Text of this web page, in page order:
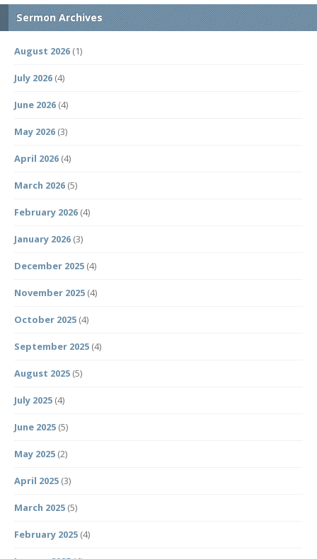
Sermon Archives
August 2026 (1)
July 2026 (4)
June 2026 (4)
May 2026 (3)
April 2026 (4)
March 2026 (5)
February 2026 (4)
January 2026 (3)
December 2025 (4)
November 2025 (4)
October 2025 (4)
September 2025 (4)
August 2025 (5)
July 2025 (4)
June 2025 (5)
May 2025 (2)
April 2025 (3)
March 2025 (5)
February 2025 (4)